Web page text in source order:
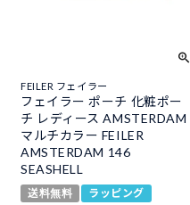
FEILER フェイラー
フェイラー ポーチ 化粧ポー
チ レディース AMSTERDAM
マルチカラー FEILER
AMSTERDAM 146
SEASHELL
送料無料
ラッピング